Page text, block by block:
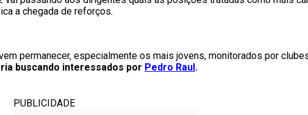
a chegada de reforços.
permanecer, especialmente os mais jovens, monitorados por
buscando interessados por Pedro Raul .
PUBLICIDADE